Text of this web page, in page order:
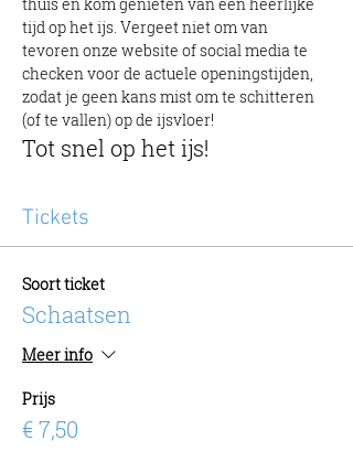
tijd op het ijs. Vergeet niet om van
tevoren onze website of social media te
checken voor de actuele openingstijden,
zodat je geen kans mist om te schitteren
(of te vallen) op de ijsvloer!
Tot snel op het ijs!
Tickets
Soort ticket
Schaatsen
Meer info
Prijs
€ 7,50